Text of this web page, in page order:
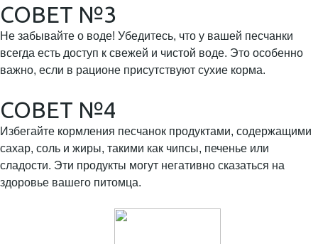
СОВЕТ №3
Не забывайте о воде! Убедитесь, что у вашей песчанки
всегда есть доступ к свежей и чистой воде. Это особенно
важно, если в рационе присутствуют сухие корма.
СОВЕТ №4
Избегайте кормления песчанок продуктами, содержащими
сахар, соль и жиры, такими как чипсы, печенье или
сладости. Эти продукты могут негативно сказаться на
здоровье вашего питомца.